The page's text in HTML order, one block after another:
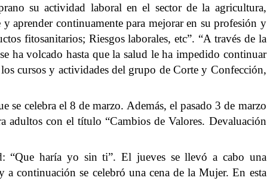
su actividad laboral en el sector de la agricultura,
aprender continuamente para mejorar en su profesión y
fitosanitarios; Riesgos laborales, etc”. “A través de la
ha volcado hasta que la salud le ha impedido continuar
cursos y actividades del grupo de Corte y Confección,
se celebra el 8 de marzo. Además, el pasado 3 de marzo
adultos con el título “Cambios de Valores. Devaluación
“Que haría yo sin ti”. El jueves se llevó a cabo una
a continuación se celebró una cena dela Mujer. En esta